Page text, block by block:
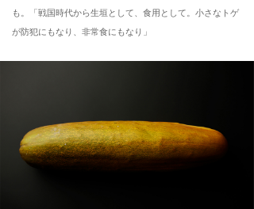
も。「戦国時代から生垣として、食用として。小さなトゲ
が防犯にもなり、非常食にもなり」